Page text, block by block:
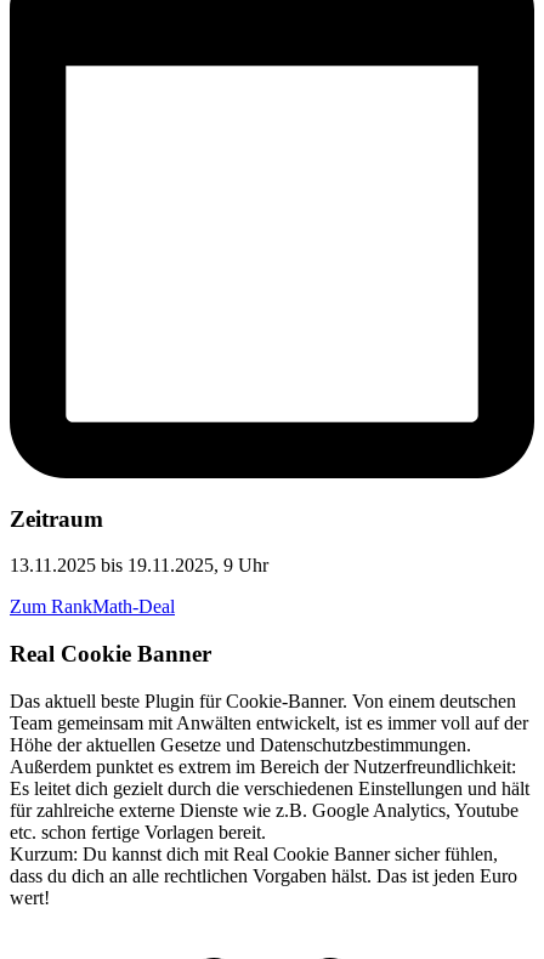
Zeitraum
13.11.2025 bis 19.11.2025, 9 Uhr
Zum RankMath-Deal
Real Cookie Banner
Das aktuell beste Plugin für Cookie-Banner. Von einem deutschen
Team gemeinsam mit Anwälten entwickelt, ist es immer voll auf der
Höhe der aktuellen Gesetze und Datenschutzbestimmungen.
Außerdem punktet es extrem im Bereich der Nutzerfreundlichkeit:
Es leitet dich gezielt durch die verschiedenen Einstellungen und hält
für zahlreiche externe Dienste wie z.B. Google Analytics, Youtube
etc. schon fertige Vorlagen bereit.
Kurzum: Du kannst dich mit Real Cookie Banner sicher fühlen,
dass du dich an alle rechtlichen Vorgaben hälst. Das ist jeden Euro
wert!